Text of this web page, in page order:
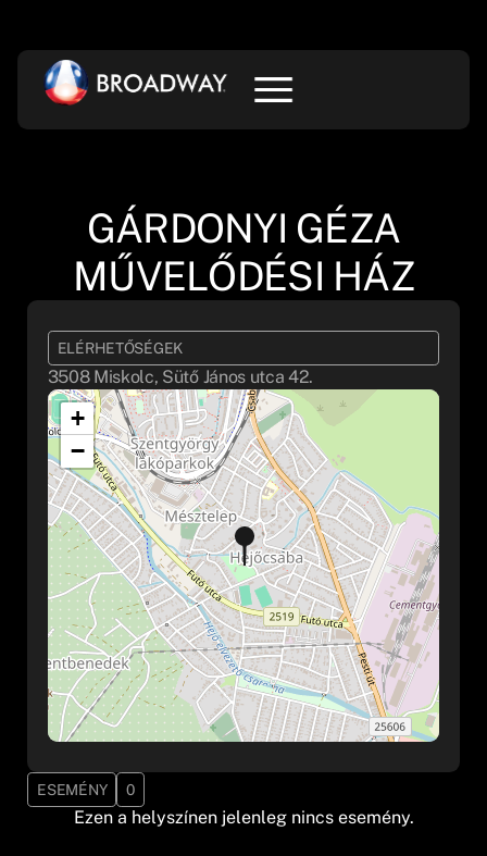
GÁRDONYI GÉZA
MŰVELŐDÉSI HÁZ
ELÉRHETŐSÉGEK
3508 Miskolc, Sütő János utca 42.
+
−
ESEMÉNY 0
Ezen a helyszínen jelenleg nincs esemény.